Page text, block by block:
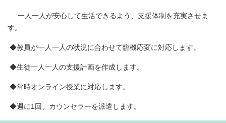
一人一人が安心して生活できるよう、支援体制を充実させま
す。
◆教員が一人一人の状況に合わせて臨機応変に対応します。
◆生徒一人一人の支援計画を作成します。
◆常時オンライン授業に対応します。
◆週に1回、カウンセラーを派遣します。